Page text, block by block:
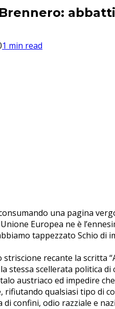
1 min read
una pagina
Europea ne è
tappezzato Schio
recante la scritta
stessa scellerata politica
austriaco ed impedire
rifiutando qualsiasi tipo di
di confini, odio razziale e